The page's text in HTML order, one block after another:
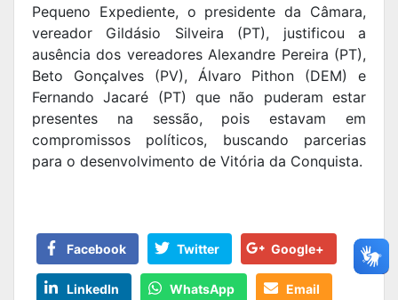
Pequeno Expediente, o presidente da Câmara,
vereador Gildásio Silveira (PT), justificou a
ausência dos vereadores Alexandre Pereira (PT),
Beto Gonçalves (PV), Álvaro Pithon (DEM) e
Fernando Jacaré (PT) que não puderam estar
presentes na sessão, pois estavam em
compromissos políticos, buscando parcerias
para o desenvolvimento de Vitória da Conquista.
Facebook Twitter Google+
LinkedIn WhatsApp Email